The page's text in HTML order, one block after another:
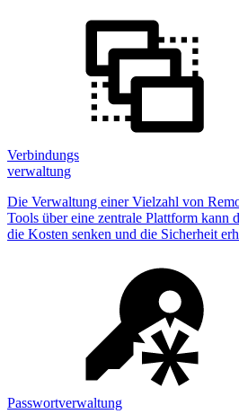
Verbindungs
verwaltung
Die Verwaltung einer Vielzahl von
Tools über eine zentrale Plattform kann
die Kosten senken und die Sicherheit
Passwortverwaltung